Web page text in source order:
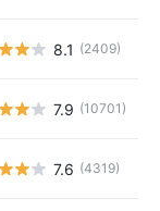
8.1 (2409)
7.9 (10701)
7.6 (4319)